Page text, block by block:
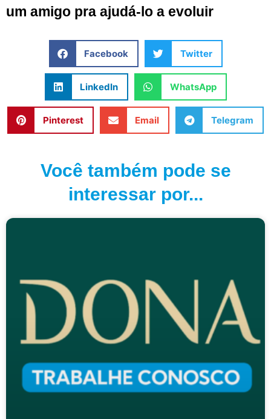
um amigo pra ajudá-lo a evoluir
Facebook Twitter
LinkedIn WhatsApp
Pinterest Email Telegram
Você também pode se
interessar por...